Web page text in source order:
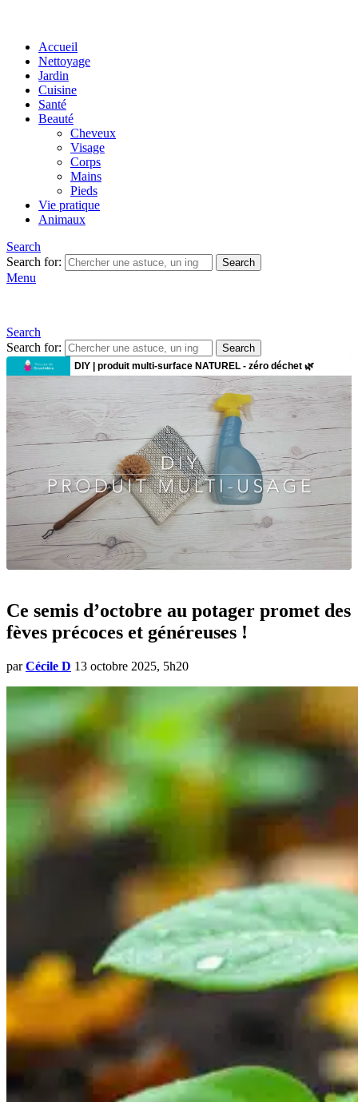
Accueil
Nettoyage
Jardin
Cuisine
Santé
Beauté
Cheveux
Visage
Corps
Mains
Pieds
Vie pratique
Animaux
Search
Search for:
Search
Menu
Search
Search for:
Search
Ce semis d’octobre au potager promet des
fèves précoces et généreuses !
par Cécile D 13 octobre 2025, 5h20